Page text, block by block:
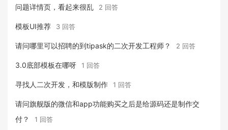
问题详情页，看起来很乱 2 回答
模板UI推荐 3 回答
请问哪里可以招聘的到tipask的二次开发工程师？ 2 回答
3.0底部模板在哪呀 1 回答
寻找人二次开发，和模版制作 1 回答
请问旗舰版的微信和app功能购买之后是给源码还是制作交
付？
1 回答